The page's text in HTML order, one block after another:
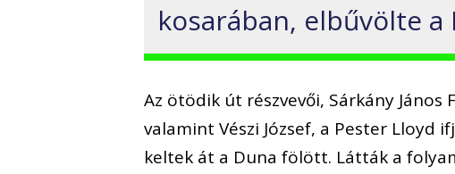
kosarában, elbűvölte a
Az ötödik út részvevői, Sárkány János
valamint Vészi József, a Pester Lloyd
keltek át a Duna fölött. Látták a